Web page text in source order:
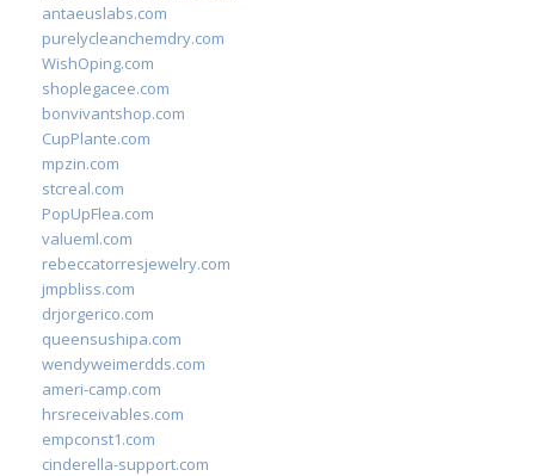
antaeuslabs.com
purelycleanchemdry.com
WishOping.com
shoplegacee.com
bonvivantshop.com
CupPlante.com
mpzin.com
stcreal.com
PopUpFlea.com
valueml.com
rebeccatorresjewelry.com
jmpbliss.com
drjorgerico.com
queensushipa.com
wendyweimerdds.com
ameri-camp.com
hrsreceivables.com
empconst1.com
cinderella-support.com